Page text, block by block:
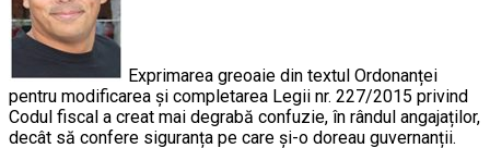
Exprimarea greoaie din textul Ordonanței
pentru modificarea și completarea Legii nr. 227/2015 privind
Codul fiscal a creat mai degrabă confuzie, în rândul angajaților,
decât să confere siguranța pe care și-o doreau guvernanții.